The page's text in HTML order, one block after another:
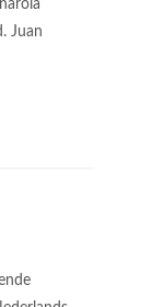
Juan